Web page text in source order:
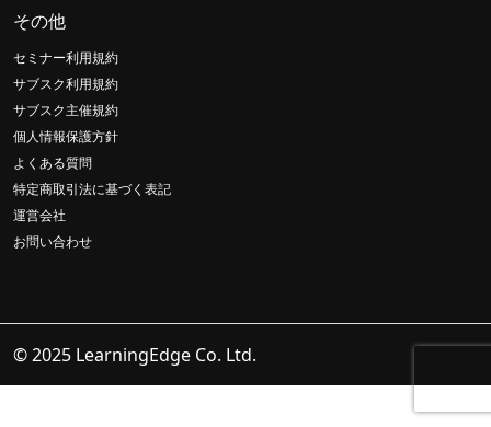
その他
セミナー利用規約
サブスク利用規約
サブスク主催規約
個人情報保護方針
よくある質問
特定商取引法に基づく表記
運営会社
お問い合わせ
© 2025 LearningEdge Co. Ltd.